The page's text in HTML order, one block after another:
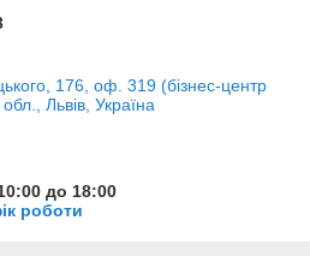
176, оф. 319 (бізнес-центр
Львів, Україна
до 18:00
роботи